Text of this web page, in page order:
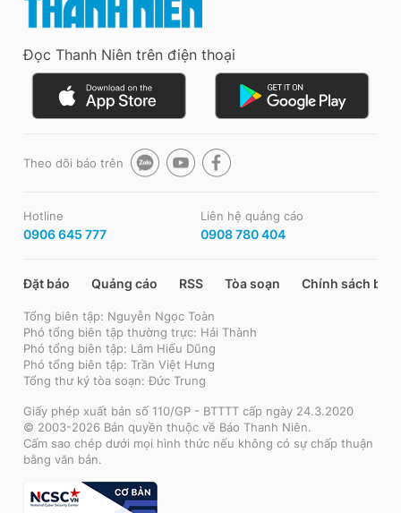
Đọc Thanh Niên trên điện thoại
Theo dõi báo trên
Hotline
0906 645 777
Liên hệ quảng cáo
0908 780 404
Đặt báo Quảng cáo RSS Tòa soạn Chính sách bảo
Tổng biên tập: Nguyễn Ngọc Toàn
Phó tổng biên tập thường trực: Hải Thành
Phó tổng biên tập: Lâm Hiếu Dũng
Phó tổng biên tập: Trần Việt Hưng
Tổng thư ký tòa soạn: Đức Trung
Giấy phép xuất bản số 110/GP - BTTTT cấp ngày 24.3.2020
© 2003-2026 Bản quyền thuộc về Báo Thanh Niên.
Cấm sao chép dưới mọi hình thức nếu không có sự chấp thuận
bằng văn bản.